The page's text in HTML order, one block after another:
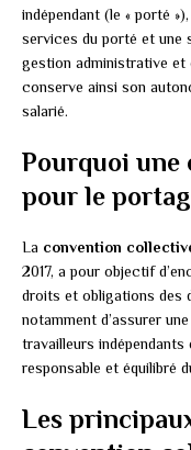
indépendant (le « porté
services du porté et une
gestion administrative et
conserve ainsi son
salarié.
Pourquoi une
pour le
La convention
2017, a pour objectif
droits et obligations des
notamment d’assurer
travailleurs
responsable et équilibré
Les